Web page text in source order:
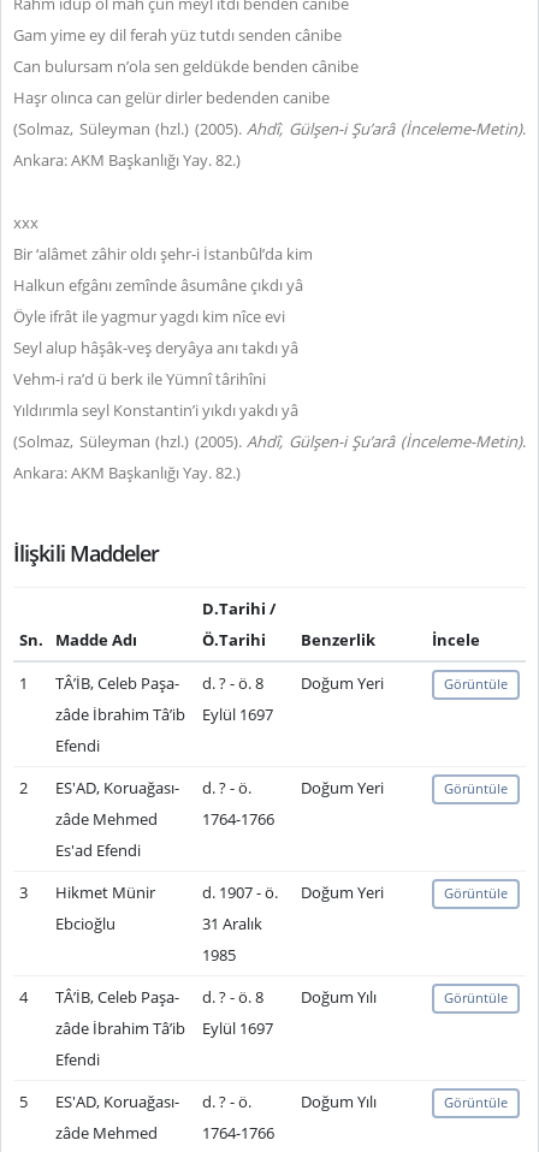
Gam yime ey dil ferah yüz tutdı senden cânibe
Can bulursam n’ola sen geldükde benden cânibe
Haşr olınca can gelür dirler bedenden canibe
(Solmaz, Süleyman (hzl.) (2005). Ahdî, Gülşen-iŞu’arâ(İnceleme-Metin).
Ankara: AKM Başkanlığı Yay.82.)
xxx
Bir ‘alâmet zâhir oldı şehr-i İstanbûl’da kim
Halkun efgânı zemînde âsumâne çıkdı yâ
Öyle ifrât ile yagmur yagdı kim nîce evi
Seyl alup hâşâk-veş deryâya anı takdı yâ
Vehm-i ra’d ü berk ile Yümnî târihîni
Yıldırımla seyl Konstantin’i yıkdı yakdı yâ
(Solmaz, Süleyman (hzl.) (2005). Ahdî, Gülşen-iŞu’arâ(İnceleme-Metin).
Ankara: AKM Başkanlığı Yay.82.)
İlişkili Maddeler
Sn. Madde Adı
D.Tarihi /
Ö.Tarihi
Benzerlik
İncele
1
TÂ’İB, Celeb Paşa-
zâde İbrahim Tâ’ib
Efendi
d. ? - ö. 8
Eylül 1697
Doğum Yeri Görüntüle
2
ES'AD, Koruağası-
zâde Mehmed
Es'ad Efendi
d. ? - ö.
1764-1766
Doğum Yeri Görüntüle
3
Hikmet Münir
Ebcioğlu
d. 1907 - ö.
31 Aralık
1985
Doğum Yeri Görüntüle
4
TÂ’İB, Celeb Paşa-
zâde İbrahim Tâ’ib
Efendi
d. ? - ö. 8
Eylül 1697
Doğum Yılı Görüntüle
5
ES'AD, Koruağası-
zâde Mehmed
d. ? - ö.
1764-1766
Doğum Yılı Görüntüle